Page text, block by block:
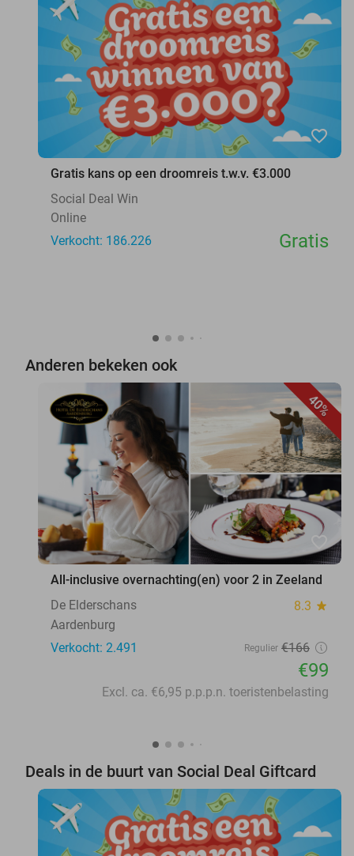
favorite_border
Gratis kans op een droomreis t.w.v. €3.000
Social Deal Win
Online
Verkocht: 186.226
Gratis
Anderen bekeken ook
40%
favorite_border
All-inclusive overnachting(en) voor 2 in Zeeland
De Elderschans
8.3 star
Aardenburg
Verkocht: 2.491
Regulier €166
€99
Excl. ca. €6,95 p.p.p.n. toeristenbelasting
Deals in de buurt van Social Deal Giftcard